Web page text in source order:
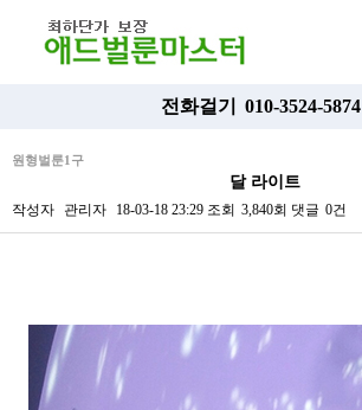
전화걸기 010-3524-5874
원형벌룬1구
달 라이트
작성자 관리자 18-03-18 23:29 조회 3,840회 댓글 0건
본문